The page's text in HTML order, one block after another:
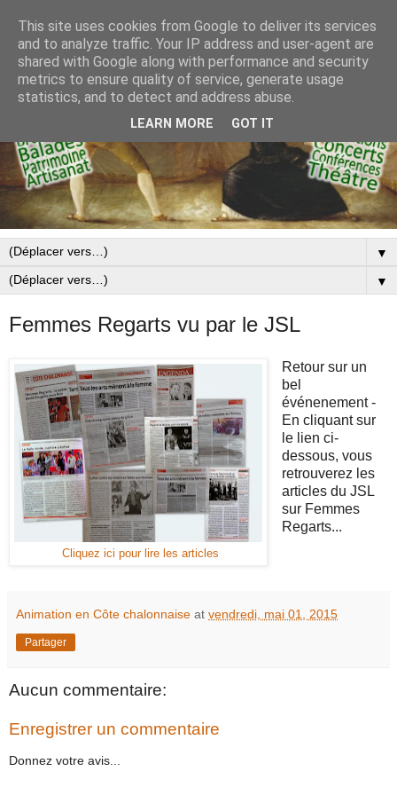
▼
▼
Femmes Regarts vu par le JSL
Cliquez ici pour lire les articles
Retour sur un
bel
événenement -
En cliquant sur
le lien ci-
dessous, vous
retrouverez les
articles du JSL
sur Femmes
Regarts...
Animation en Côte chalonnaise at vendredi, mai 01, 2015
Partager
Aucun commentaire:
Enregistrer un commentaire
Donnez votre avis...
This site uses cookies from Google to deliver its services
and to analyze traffic. Your IP address and user-agent are
shared with Google along with performance and security
metrics to ensure quality of service, generate usage
statistics, and to detect and address abuse.
LEARN MORE GOT IT